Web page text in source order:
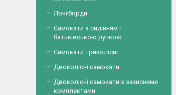
Лонгборди
Самокати з сидінням і
батьківською ручкою
Самокати триколісні
Двоколісні самокати
Двоколісні самокати з захисними
комплектами